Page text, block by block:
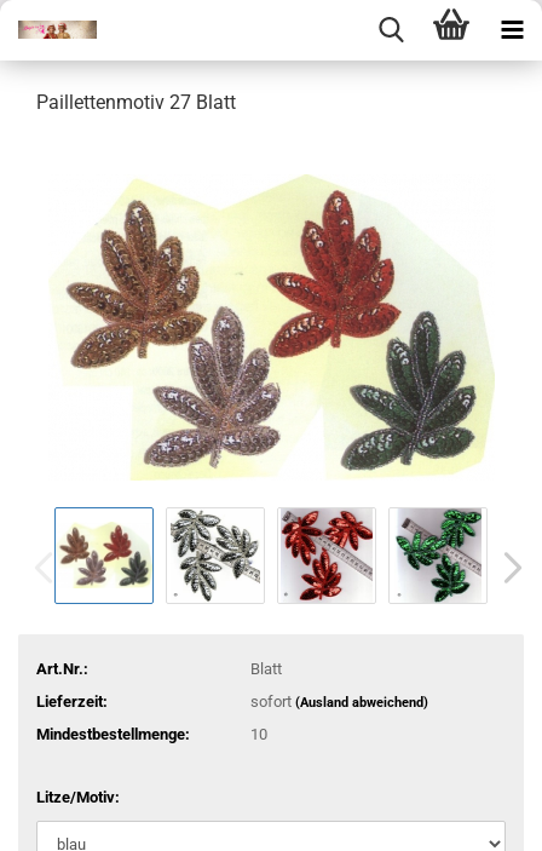
Paillettenmotiv 27 Blatt
Art.Nr.:
Blatt
Lieferzeit:
sofort (Ausland abweichend)
Mindestbestellmenge: 10
Litze/Motiv: